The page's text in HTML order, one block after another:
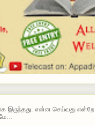
இருந்தது. என்ன செய்வது